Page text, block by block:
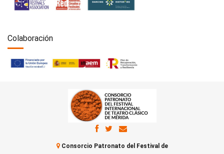
Colaboración
Consorcio Patronato del Festival de